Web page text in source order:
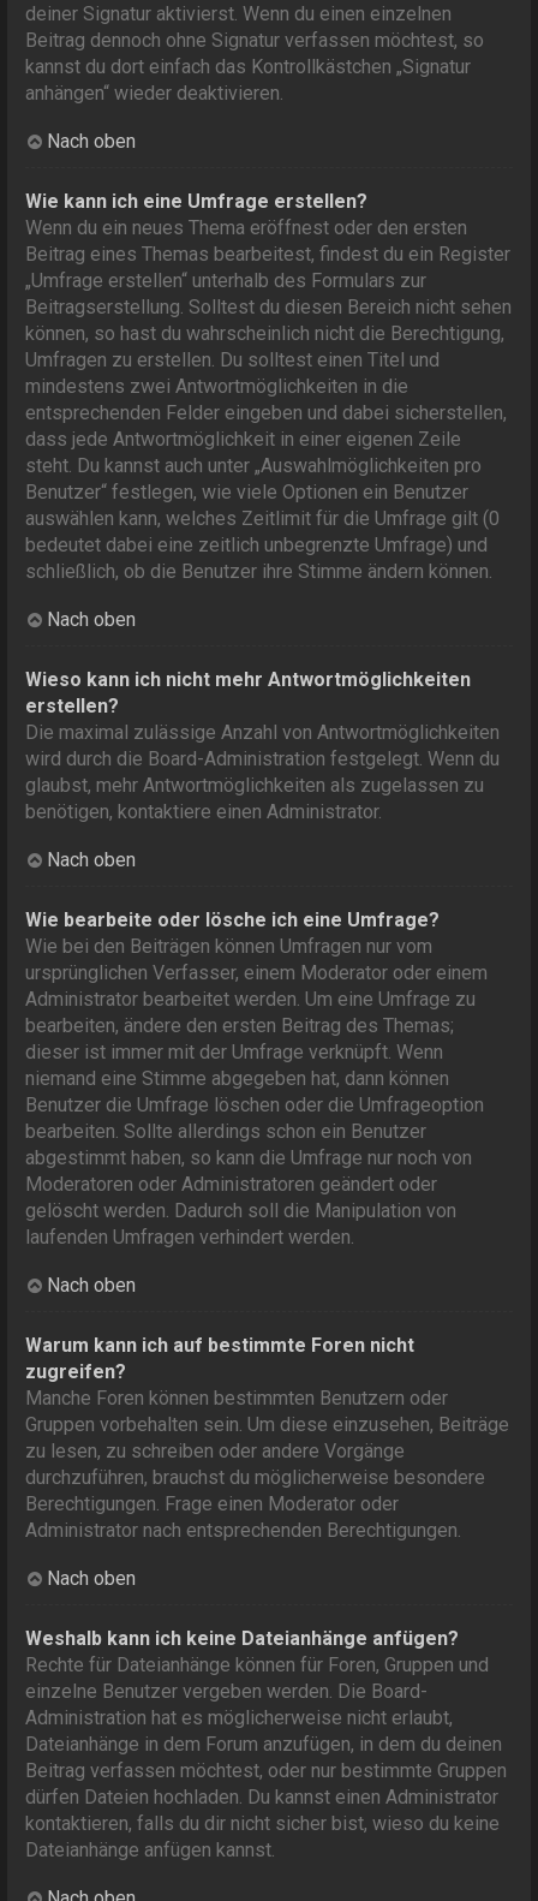
deiner Signatur aktivierst. Wenn du einen einzelnen
Beitrag dennoch ohne Signatur verfassen möchtest, so
kannst du dort einfach das Kontrollkästchen „Signatur
anhängen“ wieder deaktivieren.
Nach oben
Wie kann ich eine Umfrage erstellen?
Wenn du ein neues Thema eröffnest oder den ersten
Beitrag eines Themas bearbeitest, findest du ein Register
„Umfrage erstellen“ unterhalb des Formulars zur
Beitragserstellung. Solltest du diesen Bereich nicht sehen
können, so hast du wahrscheinlich nicht die Berechtigung,
Umfragen zu erstellen. Du solltest einen Titel und
mindestens zwei Antwortmöglichkeiten in die
entsprechenden Felder eingeben und dabei sicherstellen,
dass jede Antwortmöglichkeit in einer eigenen Zeile
steht. Du kannst auch unter „Auswahlmöglichkeiten pro
Benutzer“ festlegen, wie viele Optionen ein Benutzer
auswählen kann, welches Zeitlimit für die Umfrage gilt (0
bedeutet dabei eine zeitlich unbegrenzte Umfrage) und
schließlich, ob die Benutzer ihre Stimme ändern können.
Nach oben
Wieso kann ich nicht mehr Antwortmöglichkeiten
erstellen?
Die maximal zulässige Anzahl von Antwortmöglichkeiten
wird durch die Board-Administration festgelegt. Wenn du
glaubst, mehr Antwortmöglichkeiten als zugelassen zu
benötigen, kontaktiere einen Administrator.
Nach oben
Wie bearbeite oder lösche ich eine Umfrage?
Wie bei den Beiträgen können Umfragen nur vom
ursprünglichen Verfasser, einem Moderator oder einem
Administrator bearbeitet werden. Um eine Umfrage zu
bearbeiten, ändere den ersten Beitrag des Themas;
dieser ist immer mit der Umfrage verknüpft. Wenn
niemand eine Stimme abgegeben hat, dann können
Benutzer die Umfrage löschen oder die Umfrageoption
bearbeiten. Sollte allerdings schon ein Benutzer
abgestimmt haben, so kann die Umfrage nur noch von
Moderatoren oder Administratoren geändert oder
gelöscht werden. Dadurch soll die Manipulation von
laufenden Umfragen verhindert werden.
Nach oben
Warum kann ich auf bestimmte Foren nicht
zugreifen?
Manche Foren können bestimmten Benutzern oder
Gruppen vorbehalten sein. Um diese einzusehen, Beiträge
zu lesen, zu schreiben oder andere Vorgänge
durchzuführen, brauchst du möglicherweise besondere
Berechtigungen. Frage einen Moderator oder
Administrator nach entsprechenden Berechtigungen.
Nach oben
Weshalb kann ich keine Dateianhänge anfügen?
Rechte für Dateianhänge können für Foren, Gruppen und
einzelne Benutzer vergeben werden. Die Board-
Administration hat es möglicherweise nicht erlaubt,
Dateianhänge in dem Forum anzufügen, in dem du deinen
Beitrag verfassen möchtest, oder nur bestimmte Gruppen
dürfen Dateien hochladen. Du kannst einen Administrator
kontaktieren, falls du dir nicht sicher bist, wieso du keine
Dateianhänge anfügen kannst.